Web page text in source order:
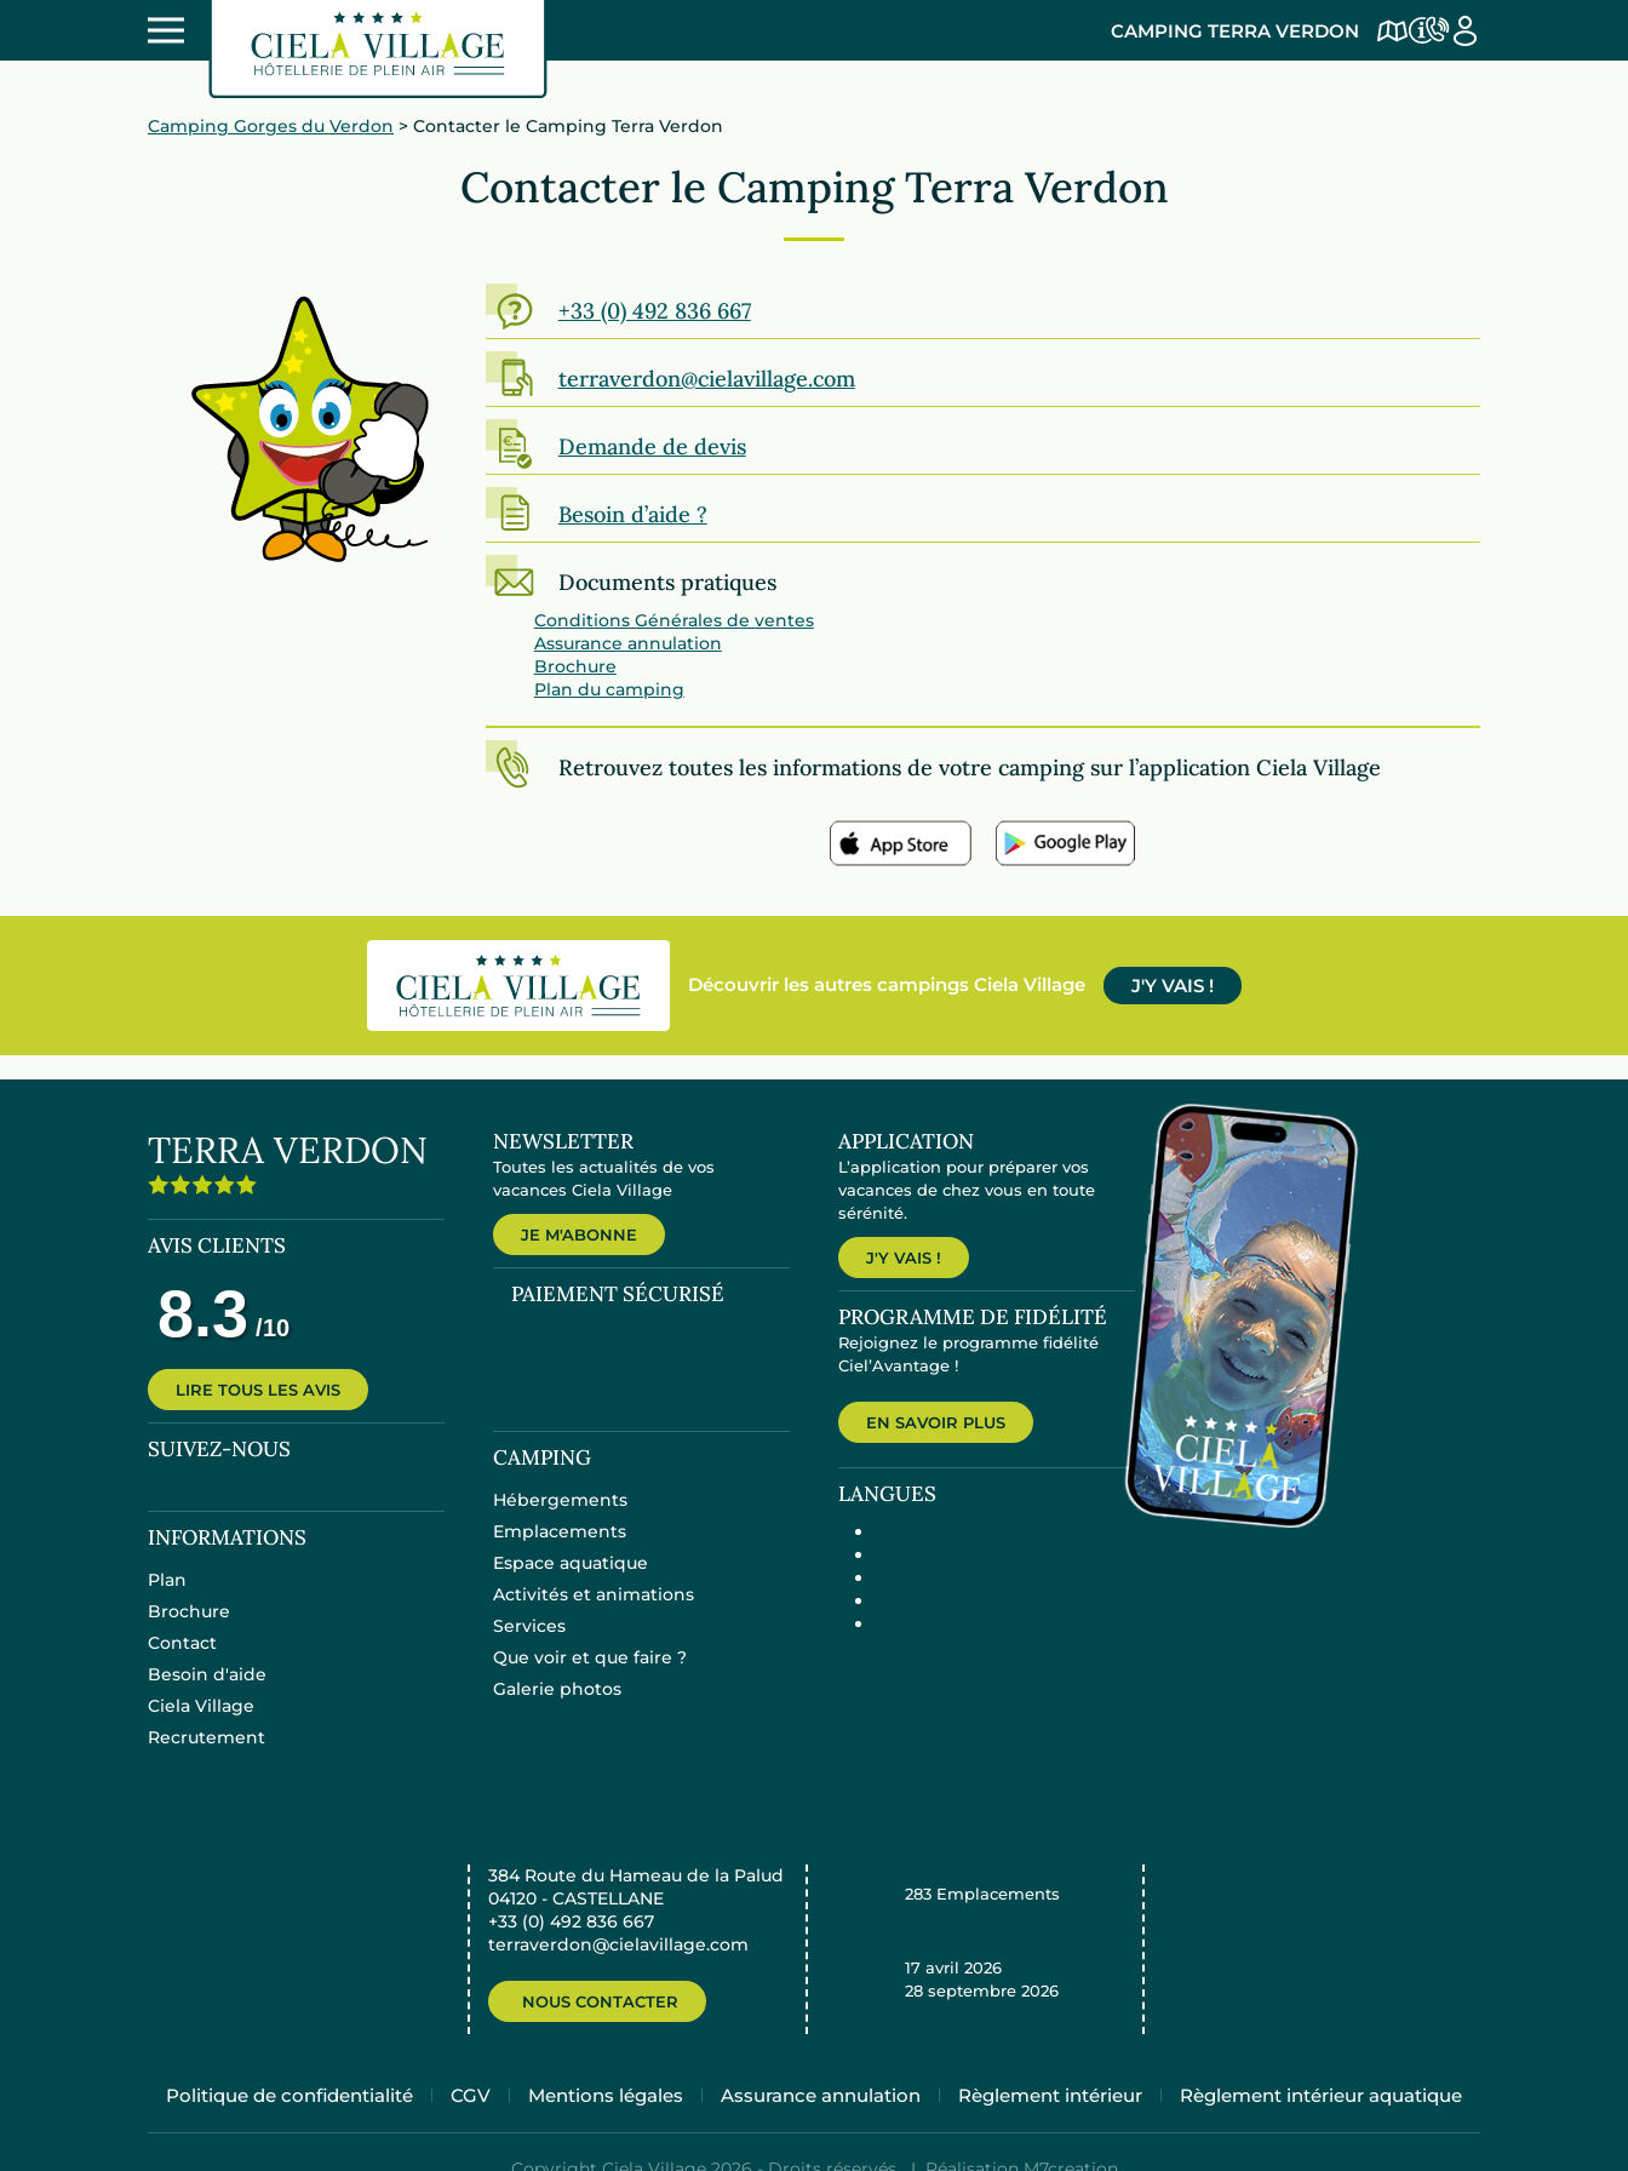
CAMPING TERRA VERDON
Camping Gorges du Verdon > Contacter le Camping Terra Verdon
Contacter le Camping Terra Verdon
+33 (0) 492 836 667
terraverdon@cielavillage.com
Demande de devis
Besoin d’aide ?
Documents pratiques
Conditions Générales de ventes
Assurance annulation
Brochure
Plan du camping
Retrouvez toutes les informations de votre camping sur l’application Ciela Village
Découvrir les autres campings Ciela Village J'Y VAIS !
TERRA VERDON
AVIS CLIENTS
LIRE TOUS LES AVIS
SUIVEZ-NOUS
INFORMATIONS
Plan
Brochure
Contact
Besoin d'aide
Ciela Village
Recrutement
NEWSLETTER
Toutes les actualités de vos
vacances Ciela Village
JE M'ABONNE
PAIEMENT SÉCURISÉ
CAMPING
Hébergements
Emplacements
Espace aquatique
Activités et animations
Services
Que voir et que faire ?
Galerie photos
APPLICATION
L’application pour préparer vos
vacances de chez vous en toute
sérénité.
J'Y VAIS !
PROGRAMME DE FIDÉLITÉ
Rejoignez le programme fidélité
Ciel’Avantage !
EN SAVOIR PLUS
LANGUES
384 Route du Hameau de la Palud
04120 - CASTELLANE
+33 (0) 492 836 667
terraverdon@cielavillage.com
NOUS CONTACTER
283 Emplacements
17 avril 2026
28 septembre 2026
Politique de confidentialité CGV Mentions légales Assurance annulation Règlement intérieur Règlement intérieur aquatique